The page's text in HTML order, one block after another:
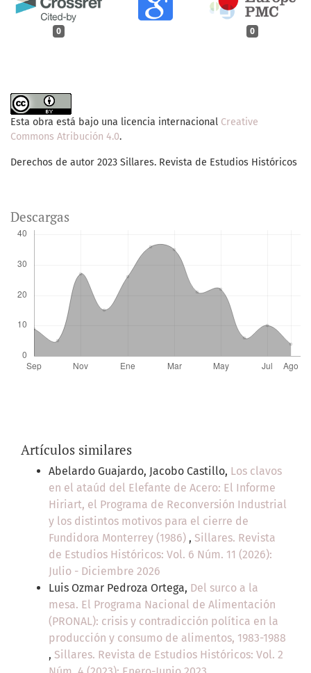
0 0
Esta obra está bajo una licencia internacional Creative
Commons Atribución 4.0.
Derechos de autor 2023 Sillares. Revista de Estudios Históricos
Descargas
Artículos similares
Abelardo Guajardo, Jacobo Castillo, Los clavos
en el ataúd del Elefante de Acero: El Informe
Hiriart, el Programa de Reconversión Industrial
y los distintos motivos para el cierre de
Fundidora Monterrey (1986) , Sillares. Revista
de Estudios Históricos: Vol. 6 Núm. 11 (2026):
Julio - Diciembre 2026
Luis Ozmar Pedroza Ortega, Del surco a la
mesa. El Programa Nacional de Alimentación
(PRONAL): crisis y contradicción política en la
producción y consumo de alimentos, 1983-1988
, Sillares. Revista de Estudios Históricos: Vol. 2